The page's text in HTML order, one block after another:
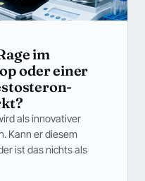
im
oder einer
als innovativer
Kann er diesem
ist das nichts als